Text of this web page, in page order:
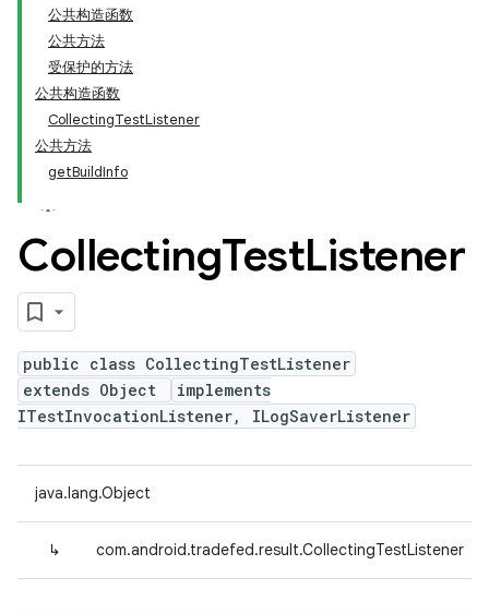
公共构造函数
公共方法
受保护的方法
公共构造函数
CollectingTestListener
公共方法
getBuildInfo
CollectingTestListener
public class CollectingTestListener
extends Object
implements
ITestInvocationListener, ILogSaverListener
java.lang.Object
↳ com.android.tradefed.result.CollectingTestListener